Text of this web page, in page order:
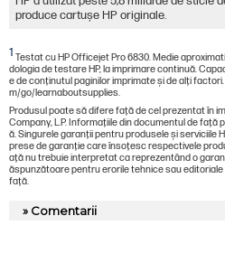
produce cartușe HP originale.
1 Testat cu HP Officejet Pro 6830. Medie
dologia de testare HP, la imprimare continuă.
e de conţinutul paginilor imprimate şi de alţi
m/go/learnaboutsupplies.
Produsul poate să difere faţă de cel prezentat în
Company, L.P. Informaţiile din documentul de
ă. Singurele garanţii pentru produsele şi serviciile
prese de garanţie care însoţesc respectivele
aţă nu trebuie interpretat ca reprezentând o
ăspunzătoare pentru erorile tehnice sau
faţă.
» Comentarii